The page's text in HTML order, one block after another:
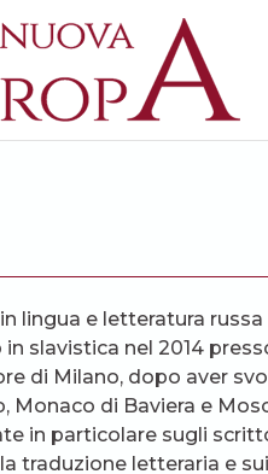
lingua e letteratura
slavistica nel 2014
di Milano, dopo aver
Monaco di Baviera e
in particolare sugli
traduzione letteraria e